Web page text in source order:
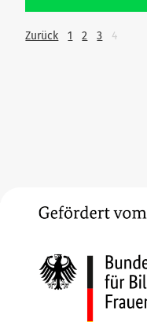
Zurück 1 2 3 4